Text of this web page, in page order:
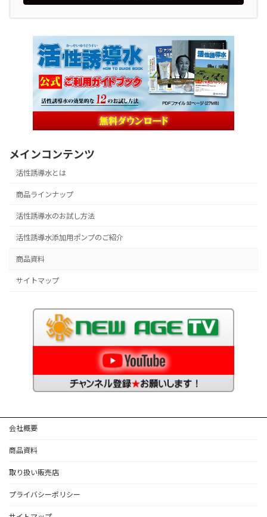
メインコンテンツ
活性誘導水とは
商品ラインナップ
活性誘導水のお試し方法
活性誘導水添加用ポンプのご紹介
商品資料
サイトマップ
会社概要
商品資料
取り扱い販売店
プライバシーポリシー